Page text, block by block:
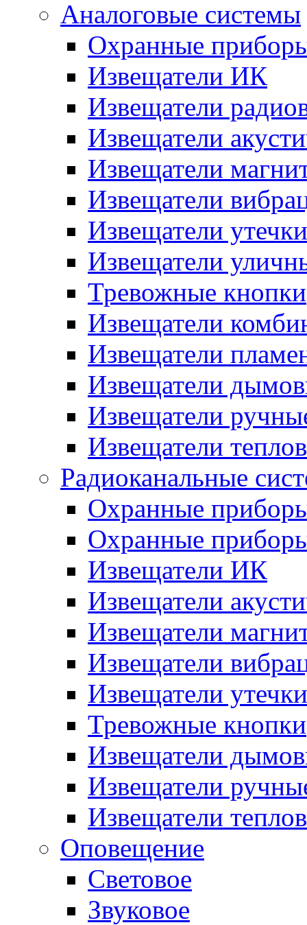
Аналоговые системы
Охранные
Извещатели ИК
Извещатели
Извещатели
Извещатели
Извещатели
Извещатели утечки
Извещатели
Тревожные кнопки
Извещатели
Извещатели
Извещатели
Извещатели
Извещатели
Радиоканальные
Охранные
Охранные
Извещатели ИК
Извещатели
Извещатели
Извещатели
Извещатели утечки
Тревожные кнопки
Извещатели
Извещатели
Извещатели
Оповещение
Световое
Звуковое